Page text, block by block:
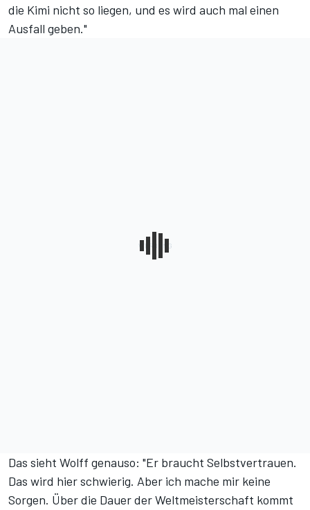
die Kimi nicht so liegen, und es wird auch mal einen
Ausfall geben."
Das sieht Wolff genauso: "Er braucht Selbstvertrauen.
Das wird hier schwierig. Aber ich mache mir keine
Sorgen. Über die Dauer der Weltmeisterschaft kommt